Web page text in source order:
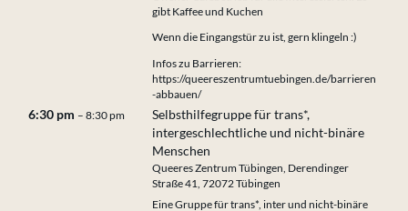
gibt Kaffee und Kuchen
Wenn die Eingangstür zu ist, gern klingeln :)
Infos zu Barrieren:
https://queereszentrumtuebingen.de/barrieren
-abbauen/
6:30 pm – 8:30 pm
Selbsthilfegruppe für trans*,
intergeschlechtliche und nicht-binäre
Menschen
Queeres Zentrum Tübingen, Derendinger
Straße 41, 72072 Tübingen
Eine Gruppe für trans*, inter und nicht-binäre